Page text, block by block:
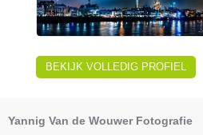
BEKIJK VOLLEDIG PROFIEL
Yannig Van de Wouwer Fotografie